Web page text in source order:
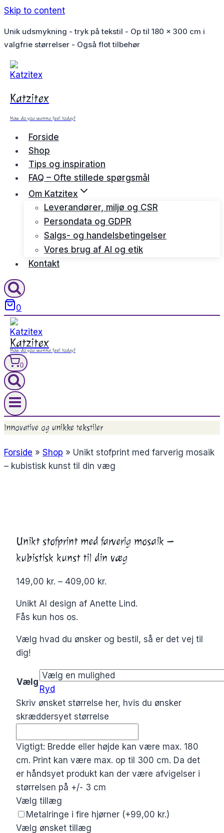
Skip to content
Unik udsmykning - tryk på tekstil - Op til 180 x 300 cm i
valgfrie størrelser - Også flot tilbehør
Katzitex
How do you wanna feel today?
Forside
Shop
Tips og inspiration
FAQ – Ofte stillede spørgsmål
Om Katzitex
Leverandører, miljø og CSR
Persondata og GDPR
Salgs- og handelsbetingelser
Vores brug af AI og etik
Kontakt
0
Katzitex
How do you wanna feel today?
0
Innovative og unikke tekstiler
Forside » Shop » Unikt stofprint med farverig mosaik
– kubistisk kunst til din væg
Unikt stofprint med farverig mosaik –
kubistisk kunst til din væg
149,00 kr. – 409,00 kr.
Unikt AI design af Anette Lind.
Fås kun hos os.
Vælg hvad du ønsker og bestil, så er det vej til
dig!
Vælg
Ryd
Skriv ønsket størrelse her, hvis du ønsker
skræddersyet størrelse
Vigtigt: Bredde eller højde kan være max. 180
cm. Print kan være max. op til 300 cm. Da det
er håndsyet produkt kan der være afvigelser i
størrelsen på +/- 3 cm
Vælg tillæg
Metalringe i fire hjørner (+99,00 kr.)
Vælg ønsket tillæg